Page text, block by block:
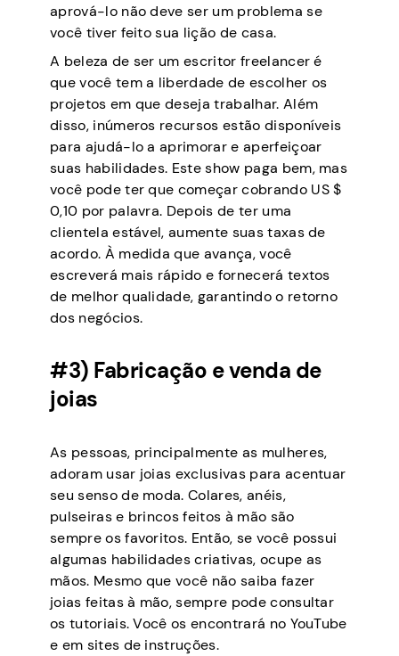
aprová-lo não deve ser um problema se
você tiver feito sua lição de casa.
A beleza de ser um escritor freelancer é
que você tem a liberdade de escolher os
projetos em que deseja trabalhar. Além
disso, inúmeros recursos estão disponíveis
para ajudá-lo a aprimorar e aperfeiçoar
suas habilidades. Este show paga bem, mas
você pode ter que começar cobrando US $
0,10 por palavra. Depois de ter uma
clientela estável, aumente suas taxas de
acordo. À medida que avança, você
escreverá mais rápido e fornecerá textos
de melhor qualidade, garantindo o retorno
dos negócios.
#3) Fabricação e venda de
joias
As pessoas, principalmente as mulheres,
adoram usar joias exclusivas para acentuar
seu senso de moda. Colares, anéis,
pulseiras e brincos feitos à mão são
sempre os favoritos. Então, se você possui
algumas habilidades criativas, ocupe as
mãos. Mesmo que você não saiba fazer
joias feitas à mão, sempre pode consultar
os tutoriais. Você os encontrará no YouTube
e em sites de instruções.